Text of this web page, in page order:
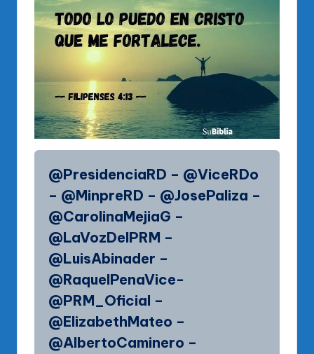
@PresidenciaRD – @ViceRDo
– @MinpreRD – @JosePaliza –
@CarolinaMejiaG –
@LaVozDelPRM –
@LuisAbinader –
@RaquelPenaVice-
@PRM_Oficial –
@ElizabethMateo –
@AlbertoCaminero –